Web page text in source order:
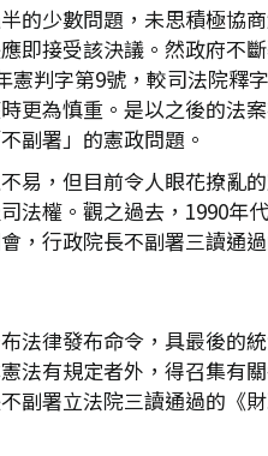
的少數問題，未思積極協
即接受該決議。然政府不
憲判字第9號，較司法院
更為慎重。是以之後的法
副署」的憲政問題。
易，但目前令人眼花撩亂
法權。觀之過去，1990
，行政院長不副署三讀通
法律發布命令，具最後的
法有規定者外，得召集有
副署立法院三讀通過的《